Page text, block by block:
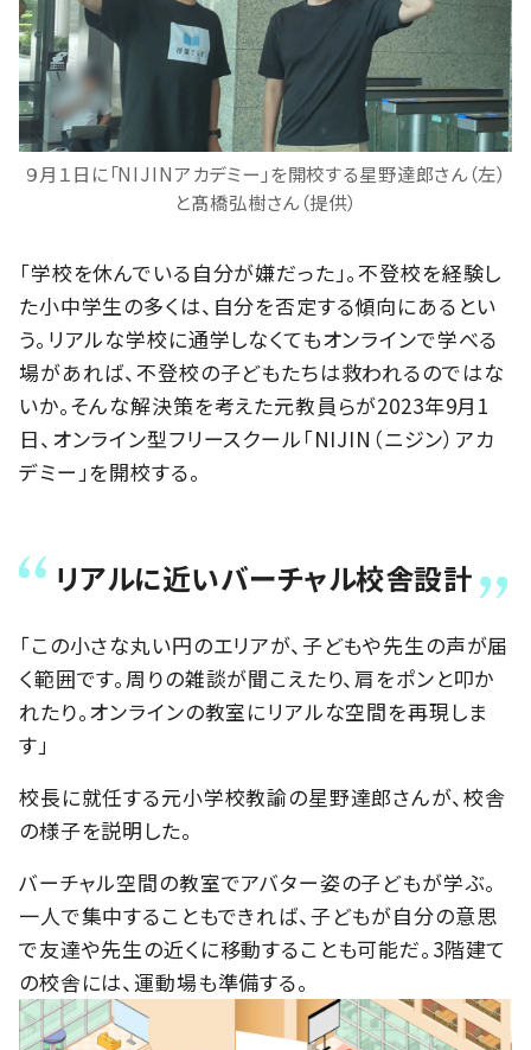
９月１日に「NIJINアカデミー」を開校する星野達郎さん（左）
と髙橋弘樹さん（提供）
「学校を休んでいる自分が嫌だった」。不登校を経験し
た小中学生の多くは、自分を否定する傾向にあるとい
う。リアルな学校に通学しなくてもオンラインで学べる
場があれば、不登校の子どもたちは救われるのではな
いか。そんな解決策を考えた元教員らが2023年9月1
日、オンライン型フリースクール「NIJIN（ニジン）アカ
デミー」を開校する。
リアルに近いバーチャル校舎設計
「この小さな丸い円のエリアが、子どもや先生の声が届
く範囲です。周りの雑談が聞こえたり、肩をポンと叩か
れたり。オンラインの教室にリアルな空間を再現しま
す」
校長に就任する元小学校教諭の星野達郎さんが、校舎
の様子を説明した。
バーチャル空間の教室でアバター姿の子どもが学ぶ。
一人で集中することもできれば、子どもが自分の意思
で友達や先生の近くに移動することも可能だ。3階建て
の校舎には、運動場も準備する。